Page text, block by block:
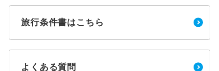
旅行条件書はこちら
よくある質問